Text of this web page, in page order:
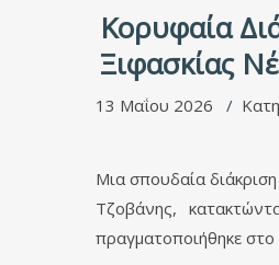
Κορυφαία
Ξιφασκίας
13 Μαΐου 2026
Μια σπουδαία
Τζοβάνης,
πραγματοποιήθηκε στο